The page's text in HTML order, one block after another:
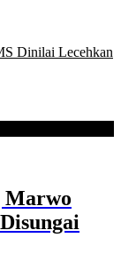
Dinilai Lecehkan
Marwo